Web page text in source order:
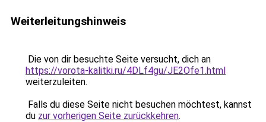
Weiterleitungshinweis
Die von dir besuchte Seite versucht, dich an
https://vorota-kalitki.ru/4DLf4gu/JE2Ofe1.html
weiterzuleiten.
Falls du diese Seite nicht besuchen möchtest, kannst
du zur vorherigen Seite zurückkehren.